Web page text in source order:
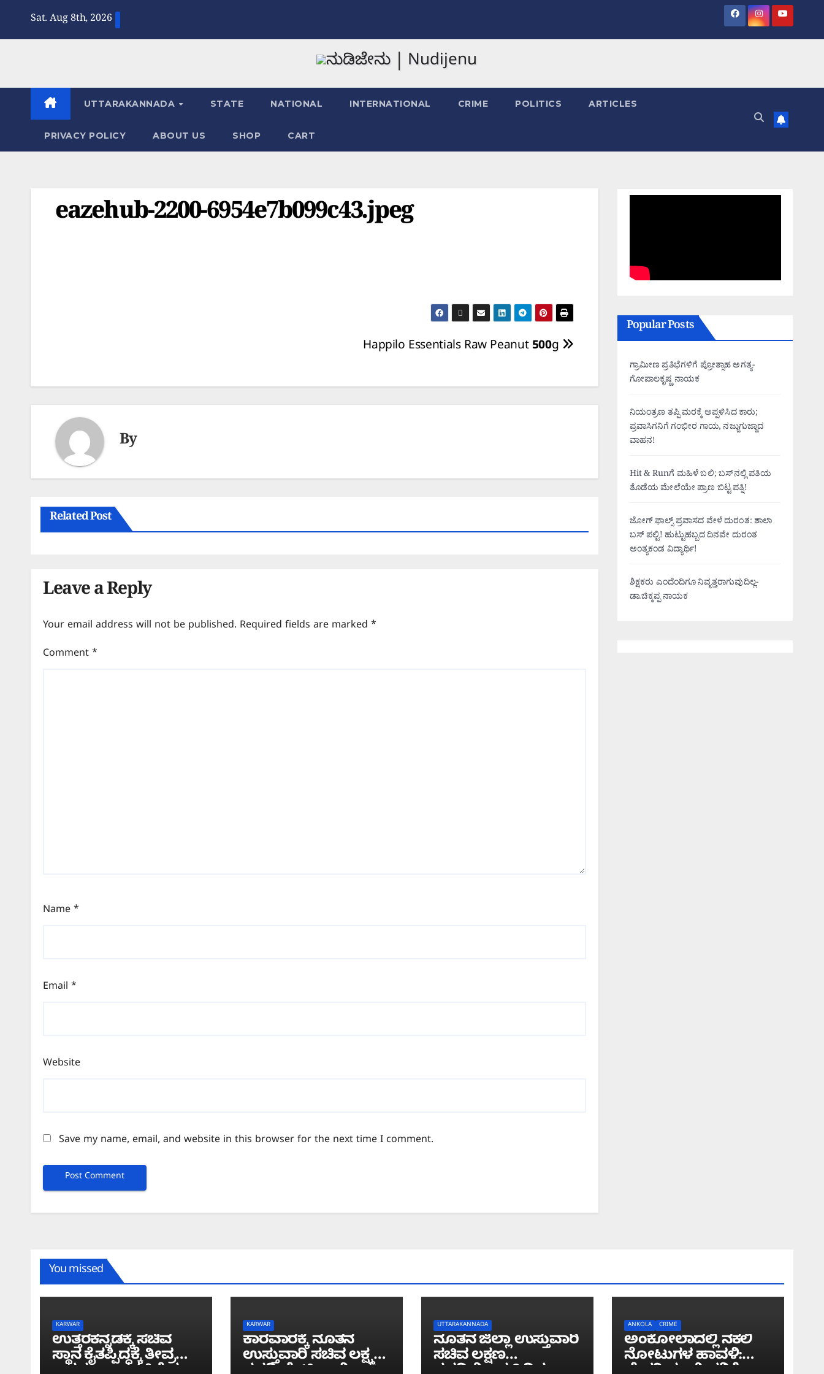
Sat. Aug 8th, 2026
UTTARAKANNADA STATE NATIONAL INTERNATIONAL CRIME POLITICS ARTICLES
PRIVACY POLICY ABOUT US SHOP CART
eazehub-2200-6954e7b099c43.jpeg
Happilo Essentials Raw Peanut 500g
By
Related Post
Leave a Reply
Your email address will not be published. Required fields are marked *
Comment *
Name *
Email *
Website
Save my name, email, and website in this browser for the next time I comment.
Popular Posts
ಗ್ರಾಮೀಣ ಪ್ರತಿಭೆಗಳಿಗೆ ಪ್ರೋತ್ಸಾಹ ಅಗತ್ಯ-
ಗೋಪಾಲಕೃಷ್ಣ ನಾಯಕ
ನಿಯಂತ್ರಣ ತಪ್ಪಿ ಮರಕ್ಕೆ ಅಪ್ಪಳಿಸಿದ ಕಾರು;
ಪ್ರವಾಸಿಗನಿಗೆ ಗಂಭೀರ ಗಾಯ, ನಜ್ಜುಗುಜ್ಜಾದ
ವಾಹನ!
Hit & Runಗೆ ಮಹಿಳೆ ಬಲಿ; ಬಸ್‌ನಲ್ಲಿ ಪತಿಯ
ತೊಡೆಯ ಮೇಲೆಯೇ ಪ್ರಾಣ ಬಿಟ್ಟ ಪತ್ನಿ!
ಜೋಗ್ ಫಾಲ್ಸ್ ಪ್ರವಾಸದ ವೇಳೆ ದುರಂತ: ಶಾಲಾ
ಬಸ್ ಪಲ್ಟಿ! ಹುಟ್ಟುಹಬ್ಬದ ದಿನವೇ ದುರಂತ
ಅಂತ್ಯಕಂಡ ವಿದ್ಯಾರ್ಥಿ!
ಶಿಕ್ಷಕರು ಎಂದೆಂದಿಗೂ ನಿವೃತ್ತರಾಗುವುದಿಲ್ಲ-
ಡಾ.ಚಿಕ್ಕಪ್ಪ ನಾಯಕ
You missed
KARWAR
ಉತ್ತರಕನ್ನಡಕ್ಕೆ ಸಚಿವ
ಸ್ಥಾನ ಕೈತಪ್ಪಿದ್ದಕ್ಕೆ ತೀವ್ರ
KARWAR
ಕಾರವಾರಕ್ಕೆ ನೂತನ
ಉಸ್ತುವಾರಿ ಸಚಿವ ಲಕ್ಷ್ಮಣ
UTTARAKANNADA
ನೂತನ ಜಿಲ್ಲಾ ಉಸ್ತುವಾರಿ
ಸಚಿವ ಲಕ್ಷಣ
ANKOLA CRIME
ಅಂಕೋಲಾದಲ್ಲಿ ನಕಲಿ
ನೋಟುಗಳ ಹಾವಳಿ: